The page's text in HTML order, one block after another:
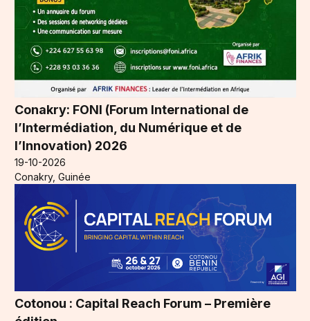
Conakry: FONI (Forum International de
l’Intermédiation, du Numérique et de
l’Innovation) 2026
19-10-2026
Conakry, Guinée
Cotonou : Capital Reach Forum – Première